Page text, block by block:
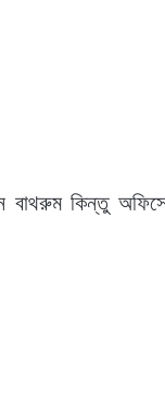
বাথরুম কিন্তু